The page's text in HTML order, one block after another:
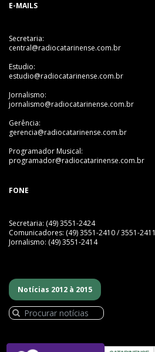
E-MAILS
Secretaria:
central@radiocatarinense.com.br
Estudio:
estudio@radiocatarinense.com.br
Jornalismo:
jornalismo@radiocatarinense.com.br
Gerência:
gerencia@radiocatarinense.com.br
Programador Musical:
programador@radiocatarinense.com.br
FONE
Secretaria: (49) 3551-2424
Comunicadores: (49) 3551-2410 / 3551-2411
Jornalismo: (49) 3551-2414
Notícias 2012 à 2015